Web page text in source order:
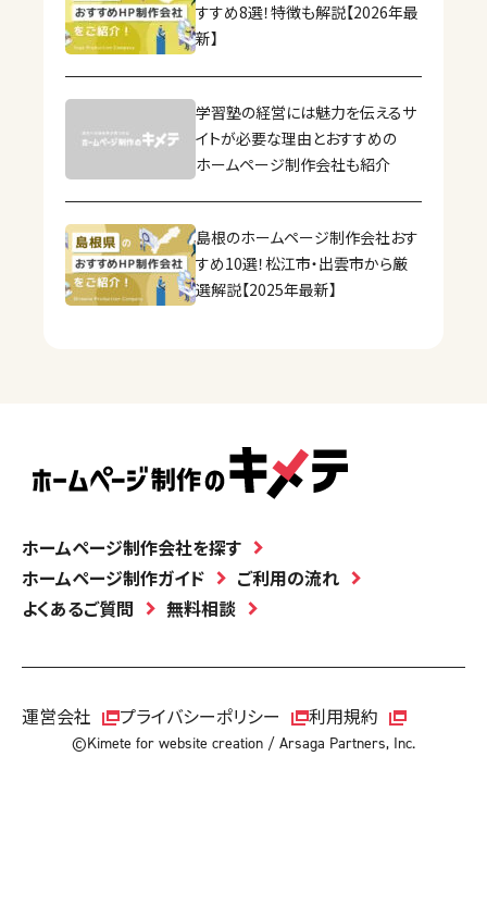
すすめ8選！特徴も解説【2026年最
新】
学習塾の経営には魅力を伝えるサ
イトが必要な理由とおすすめの
ホームページ制作会社も紹介
島根のホームページ制作会社おす
すめ10選！松江市・出雲市から厳
選解説【2025年最新】
ホームページ制作会社を探す
ホームページ制作ガイド
ご利用の流れ
よくあるご質問
無料相談
運営会社 プライバシーポリシー 利用規約
©Kimete for website creation / Arsaga Partners, Inc.